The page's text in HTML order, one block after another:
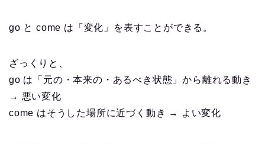
go と come は「変化」を表すことができる。
ざっくりと、
go は「元の・本来の・あるべき状態」から離れる動き
→ 悪い変化
come はそうした場所に近づく動き → よい変化